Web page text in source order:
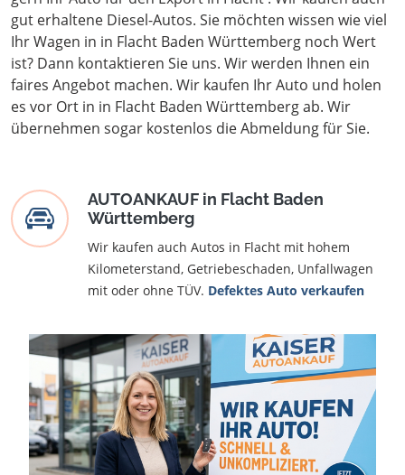
gut erhaltene Diesel-Autos. Sie möchten wissen wie viel
Ihr Wagen in in Flacht Baden Württemberg noch Wert
ist? Dann kontaktieren Sie uns. Wir werden Ihnen ein
faires Angebot machen. Wir kaufen Ihr Auto und holen
es vor Ort in in Flacht Baden Württemberg ab. Wir
übernehmen sogar kostenlos die Abmeldung für Sie.
AUTOANKAUF in Flacht Baden
Württemberg
Wir kaufen auch Autos in Flacht mit hohem
Kilometerstand, Getriebeschaden, Unfallwagen
mit oder ohne TÜV. Defektes Auto verkaufen